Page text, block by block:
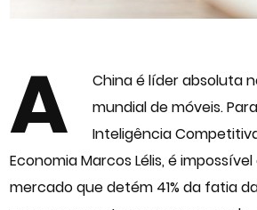
A
China é líder absoluta
mundial de móveis.
Inteligência
Economia Marcos Lélis, é
mercado que detém 41% da fatia